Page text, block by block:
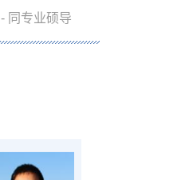
- 同专业硕导